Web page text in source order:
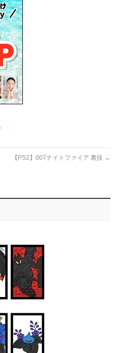
【PS2】007ナイトファイア 裏技 →